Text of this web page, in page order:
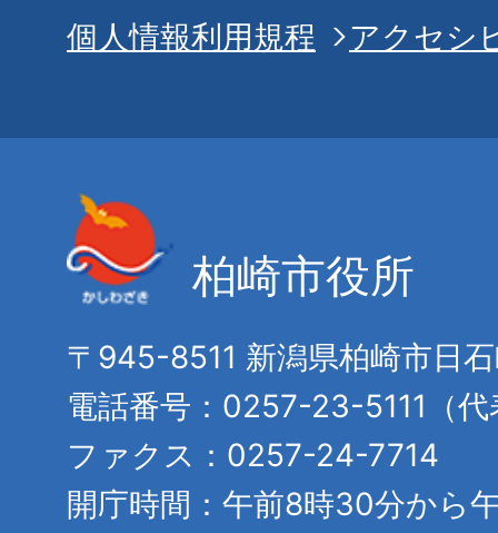
個人情報利用規程
アクセシ
柏崎市役所
〒945-8511 新潟県柏崎市日
電話番号：0257-23-5111（代
ファクス：0257-24-7714
開庁時間：午前8時30分から